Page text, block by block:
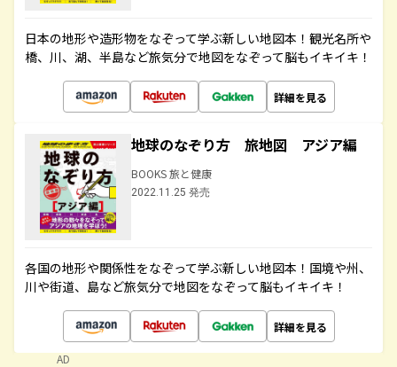
日本の地形や造形物をなぞって学ぶ新しい地図本！観光名所や
橋、川、湖、半島など旅気分で地図をなぞって脳もイキイキ！
詳細を見る
地球のなぞり方 旅地図 アジア編
BOOKS 旅と健康
2022.11.25 発売
各国の地形や関係性をなぞって学ぶ新しい地図本！国境や州、
川や街道、島など旅気分で地図をなぞって脳もイキイキ！
詳細を見る
AD